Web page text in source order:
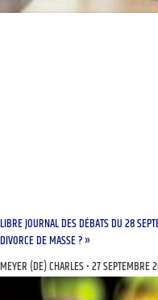
LIBRE JOURNAL DES DÉBATS DU 28
DIVORCE DE MASSE ? »
MEYER (DE) CHARLES 27 SEPTEMBRE